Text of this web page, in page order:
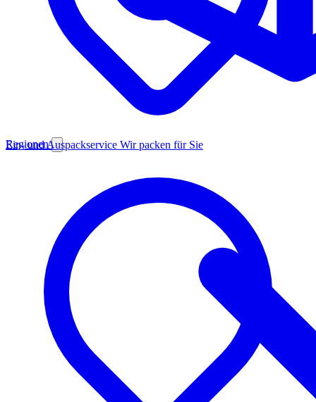
Ein- und Auspackservice Wir packen für Sie
Regionen